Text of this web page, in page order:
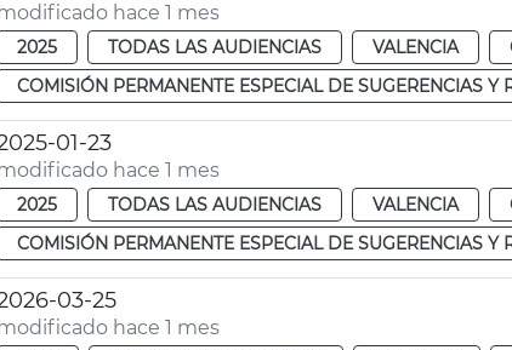
hace 1 mes
2025 TODAS LAS AUDIENCIAS VALENCIA
COMISIÓN PERMANENTE ESPECIAL DE SUGERENCIAS Y
01-23
hace 1 mes
2025 TODAS LAS AUDIENCIAS VALENCIA
COMISIÓN PERMANENTE ESPECIAL DE SUGERENCIAS Y
03-25
hace 1 mes